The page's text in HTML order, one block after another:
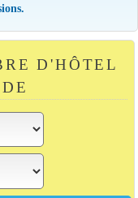
D'HÔTEL